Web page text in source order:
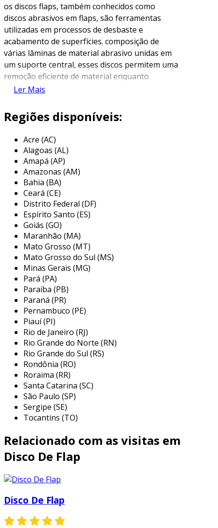
os discos flaps, também conhecidos como
discos abrasivos em flaps, são ferramentas
utilizadas em processos de desbaste e
acabamento de superfícies. composição de
várias lâminas de material abrasivo unidas em
um suporte central, esses discos permitem uma
remoção eficiente de material enquanto
garantem um acabamento suave. eles são
automotiva e na construção civil.
discos flaps é a sua versatilidade. podem ser
utilizados em diversas máquinas, como
esmerilhadeiras e lixadeiras. além disso, estão
disponíveis em diferentes tamanhos e grãos,
permitindo que sejam ajustados às
necessidades específicas de cada projeto, desde
remoção rápida de material até acabamentos
delicados.
principais aplicações dos discos flaps
os discos flaps são ferramentas extremamente
versáteis, sendo empregados em uma ampla
gama de aplicações. sua capacidade de
adaptação às diversas necessidades do
mercado industrial os torna indispensáveis.
algumas das principais aplicações incluem:
desbaste de metais:utilizados para
eliminar rebarbas e imperfeições em
superfícies metálicas, proporcionando um
trabalho limpo e eficiente.
acabamento de superfícies:
um polimento fino em metais, madeira e
compósitos, atingindo um acabamento
preparação para pintura: antes do
processo de pintura, o uso de discos flaps
assegura que as superfícies estejam
adequadamente preparadas, melhorando
remoção de oxidações:
remoção de ferrugem e outras oxidações,
Ler Mais
Regiões disponíveis:
Acre (AC)
Alagoas (AL)
Amapá (AP)
Amazonas (AM)
Bahia (BA)
Ceará (CE)
Distrito Federal (DF)
Espírito Santo (ES)
Goiás (GO)
Maranhão (MA)
Mato Grosso (MT)
Mato Grosso do Sul (MS)
Minas Gerais (MG)
Pará (PA)
Paraíba (PB)
Paraná (PR)
Pernambuco (PE)
Piauí (PI)
Rio de Janeiro (RJ)
Rio Grande do Norte (RN)
Rio Grande do Sul (RS)
Rondônia (RO)
Roraima (RR)
Santa Catarina (SC)
São Paulo (SP)
Sergipe (SE)
Tocantins (TO)
Relacionado com as visitas em
Disco De Flap
Disco De Flap